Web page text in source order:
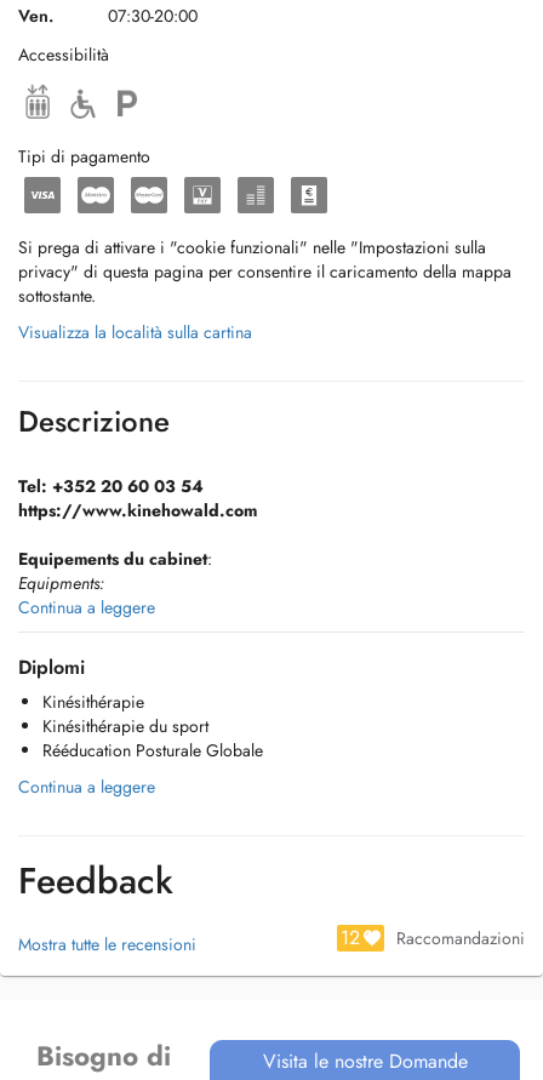
Ven.
07:30-20:00
Accessibilità
Tipi di pagamento
Si prega di attivare i "cookie funzionali" nelle "Impostazioni sulla
privacy" di questa pagina per consentire il caricamento della mappa
sottostante.
Visualizza la località sulla cartina
Descrizione
Tel: +352 20 60 03 54
https://www.kinehowald.com
Equipements du cabinet:
Equipments:
-Ondes de choc
-Shockwaves
-Renforcement isoinertiel (DESMOTEC)
Isoinertial reinforcement (DESMOTEC)
-Proprioception didactique (BLAZEPOD)
Didactic proprioception (BLAZEPOD)
-Electrothérapie
-Cryothérapie
-Fangothérapie
Continua a leggere
Diplomi
Kinésithérapie
Kinésithérapie du sport
Rééducation Posturale Globale
Continua a leggere
Feedback
Mostra tutte le recensioni 12 Raccomandazioni
Bisogno di
Visita le nostre Domande